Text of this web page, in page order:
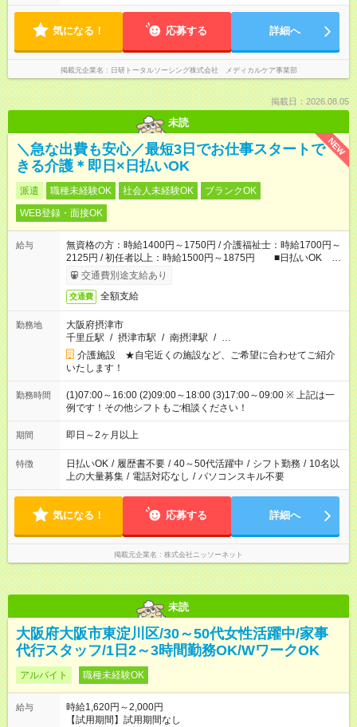
気になる！ 応募する 詳細へ
掲載元企業名 日研トータルソーシング株式会社 メディカルケア事業部
掲載日：2026.08.05
未読
NEW
＼急な出費も安心／最短3日でお仕事スタートで
きる介護＊即日×日払いOK
派遣 職種未経験OK 社会人未経験OK
ブランクOK
WEB登録・面接OK
給与
無資格の方：時給1400円～1750円 / 介護福祉士：時給1700円～
2125円 / 初任者以上：時給1500円～1875円 ■日払いOK ■
日収例：1万1200円（時給1400円×8h）
交通費別途支給あり
交通費 全額支給
勤務地
大阪府摂津市
千里丘駅 / 摂津市駅 / 南摂津駅 / …
介護施設 ★自宅近くの施設など、ご希望に合わせてご紹介
いたします！
勤務時間
(1)07:00～16:00 (2)09:00～18:00 (3)17:00～09:00 ※ 上記は一
例です！その他シフトもご相談ください！
期間 即日～2ヶ月以上
特徴 日払いOK / 履歴書不要 / 40～50代活躍中 / シフト勤務 / 10名以
上の大量募集 / 電話対応なし / パソコンスキル不要
気になる！ 応募する 詳細へ
掲載元企業名 株式会社ニッソーネット
未読
大阪府大阪市東淀川区/30～50代女性活躍中/家事
代行スタッフ/1日2～3時間勤務OK/WワークOK
アルバイト 職種未経験OK
給与
時給1,620円～2,000円
【試用期間】試用期間なし